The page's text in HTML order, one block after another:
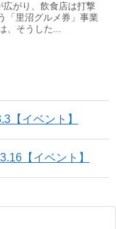
広がり、飲食店は打撃
「里沼グルメ券」事業
、そうした...
【イベント】
【イベント】